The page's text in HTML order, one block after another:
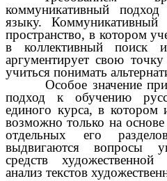
коммуникативный
языку. Коммуникативный
пространство, в котором
в коллективный поиск
аргументирует свою
учиться понимать
Особое значение
подход к обучению
единого курса, в котором
возможно только на
отдельных его
выдвигаются вопросы
средств художественной
анализ текстов